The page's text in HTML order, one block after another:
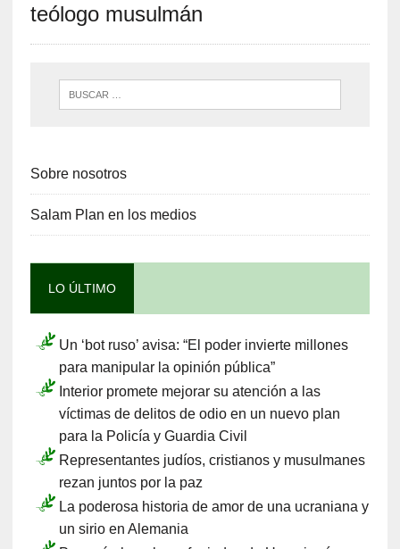
teólogo musulmán
Sobre nosotros
Salam Plan en los medios
LO ÚLTIMO
Un ‘bot ruso’ avisa: “El poder invierte millones
para manipular la opinión pública”
Interior promete mejorar su atención a las
víctimas de delitos de odio en un nuevo plan
para la Policía y Guardia Civil
Representantes judíos, cristianos y musulmanes
rezan juntos por la paz
La poderosa historia de amor de una ucraniana y
un sirio en Alemania